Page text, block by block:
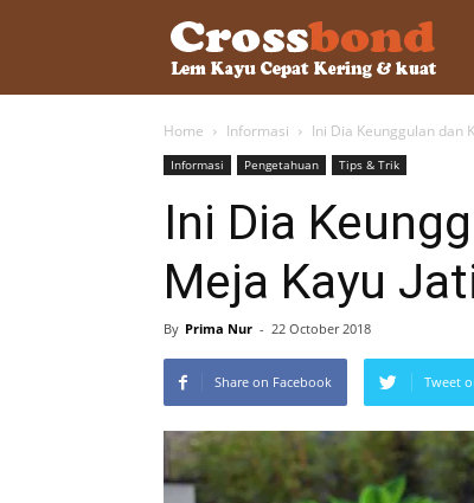
–
Lem
Home Informasi Ini Dia Keunggulan dan
Informasi Pengetahuan Tips & Trik
Ini Dia
Meja Kayu
By Prima Nur - 22 October 2018
Share on Facebook Tweet